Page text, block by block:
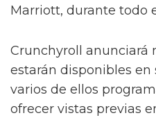
Marriott, durante todo
Crunchyroll anunciará
estarán disponibles en
varios de ellos
ofrecer vistas previas